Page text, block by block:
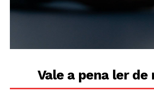
Vale a pena ler de